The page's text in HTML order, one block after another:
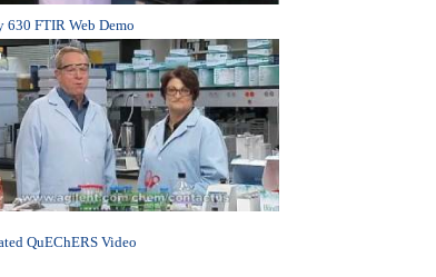
630 FTIR Web Demo
QuEChERS Video